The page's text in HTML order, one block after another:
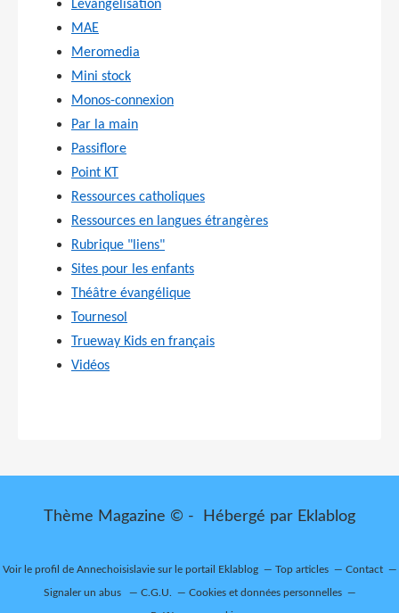
Levangelisation
MAE
Meromedia
Mini stock
Monos-connexion
Par la main
Passiflore
Point KT
Ressources catholiques
Ressources en langues étrangères
Rubrique "liens"
Sites pour les enfants
Théâtre évangélique
Tournesol
Trueway Kids en français
Vidéos
Thème Magazine © - Hébergé par Eklablog
Voir le profil de Annechoisislaviesur le portail Eklablog Top articles Contact
Signaler un abus C.G.U. Cookies et données personnelles